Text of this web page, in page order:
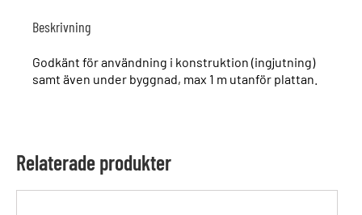
Beskrivning
Godkänt för användning i konstruktion (ingjutning)
samt även under byggnad, max 1 m utanför plattan.
Relaterade produkter